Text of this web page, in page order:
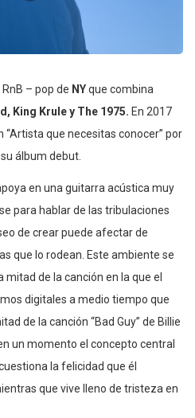
– pop de NYque combina
King Krule y The 1975. En 2017
que necesitas conocer” por
álbum debut.
en una guitarra acústica muy
para hablar de las tribulaciones
de crear puede afectar de
que lo rodean. Este ambiente se
de la canción en la que el
digitales a medio tiempo que
de la canción “Bad Guy” de Billie
un momento el concepto central
la felicidad que él
que vive lleno de tristeza en